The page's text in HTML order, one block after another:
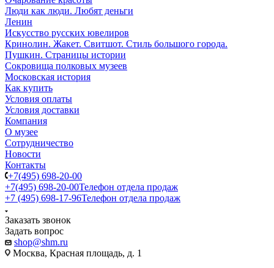
Люди как люди. Любят деньги
Ленин
Искусство русских ювелиров
Кринолин. Жакет. Свитшот. Стиль большого города.
Пушкин. Страницы истории
Сокровища полковых музеев
Московская история
Как купить
Условия оплаты
Условия доставки
Компания
О музее
Сотрудничество
Новости
Контакты
+7(495) 698-20-00
+7(495) 698-20-00Телефон отдела продаж
+7 (495) 698-17-96Телефон отдела продаж
Заказать звонок
Задать вопрос
shop@shm.ru
Москва, Красная площадь, д. 1